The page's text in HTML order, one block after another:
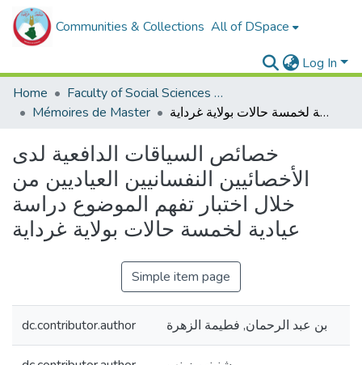
Communities & Collections All of DSpace
Log In
Home
Faculty of Social Sciences and Humanities
Mémoires de Master
خصائص السياقات الدافعية لدى الأخصائيين النفسانيين العياديين من خلال اختبار تفهم الموضوع دراسة عيادية لخمسة حالات بولاية غرداية
خصائص السياقات الدافعية لدى
الأخصائيين النفسانيين العياديين من
خلال اختبار تفهم الموضوع دراسة
عيادية لخمسة حالات بولاية غرداية
Simple item page
dc.contributor.author بن عبد الرحمان, فطيمة الزهرة